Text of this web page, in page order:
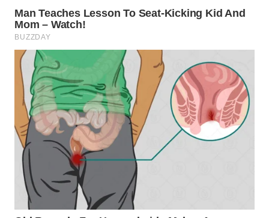
WN
TAPANULI
TENGAH
WN DELI
SERDANG
WN
TEBING
TINGGI
PAKPAK
WN